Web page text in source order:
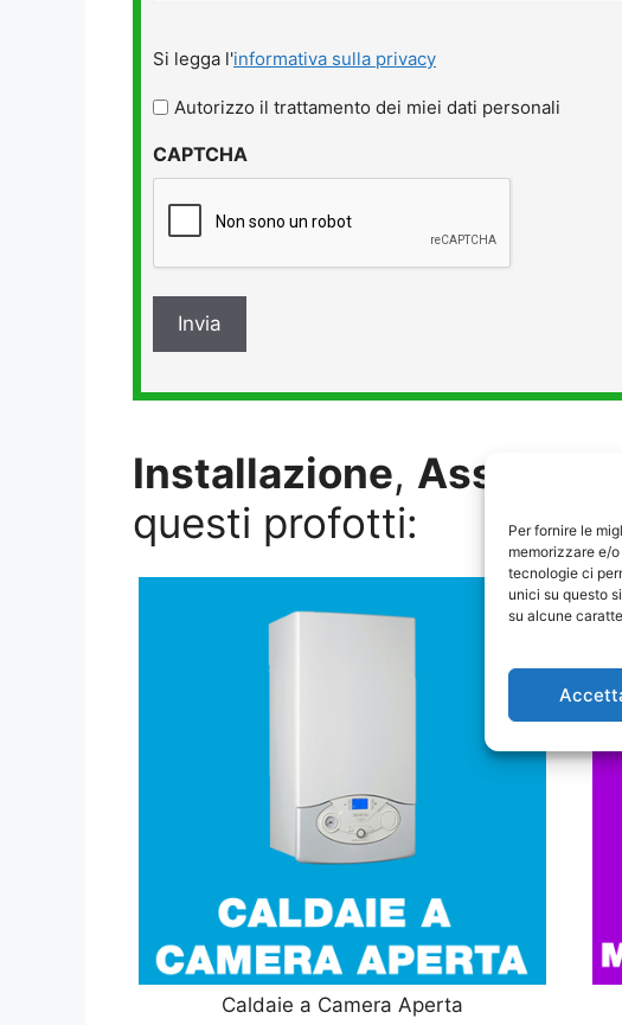
Per fornire le
memorizzare e/
tecnologie ci
unici su questo
su alcune
legga
l'informativa
privacy
Si legga l'informativa sulla privacy
Autorizzo il trattamento dei miei dati personali
CAPTCHA
Installazione, Assistenza
questi profotti:
Caldaie a Camera Aperta